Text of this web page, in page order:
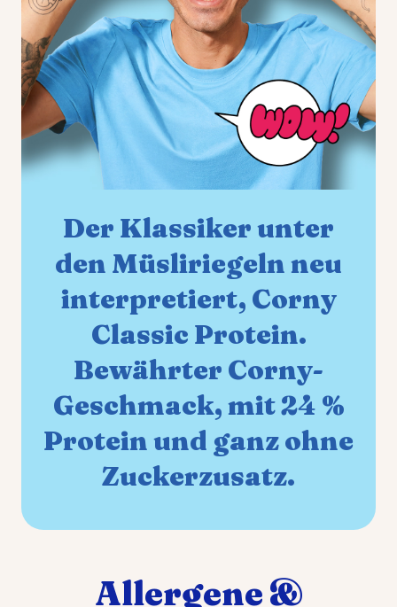
Der Klassiker unter
den Müsliriegeln neu
interpretiert, Corny
Classic Protein.
Bewährter Corny-
Geschmack, mit 24 %
Protein und ganz ohne
Zuckerzusatz.
Allergene &